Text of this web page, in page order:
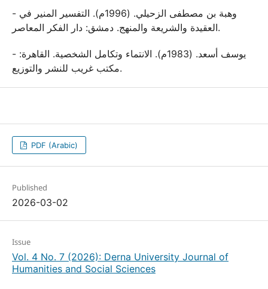
- وهبة بن مصطفى الزحيلي. (1996م). التفسير المنير في
العقيدة والشريعة والمنهج. دمشق: دار الفكر المعاصر.
- يوسف أسعد. (1983م). الانتماء وتكامل الشخصية. القاهرة:
مكتب غريب للنشر والتوزيع.
PDF (Arabic)
Published
2026-03-02
Issue
Vol. 4 No. 7 (2026): Derna University Journal of
Humanities and Social Sciences